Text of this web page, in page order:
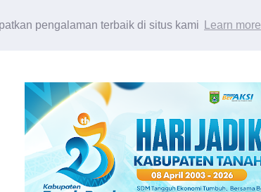
pengalaman terbaik di situs kami Learn more